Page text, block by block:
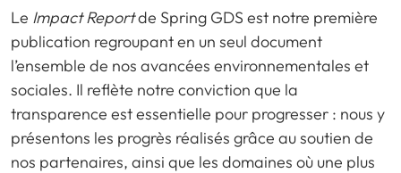
Le Impact Reportde Spring GDS est notre première
publication regroupant en un seul document
l’ensemble de nos avancées environnementales et
sociales. Il reflète notre conviction que la
transparence est essentielle pour progresser : nous y
présentons les progrès réalisés grâce au soutien de
nos partenaires, ainsi que les domaines où une plus